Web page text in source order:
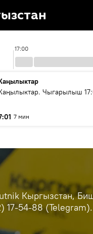
17:00
Чыгарылыш
7 мин
Кыргызстан,
54-88